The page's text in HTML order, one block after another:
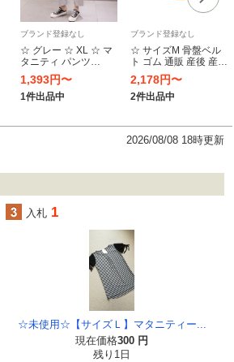
ブランド登録なし
☆ グレー ☆ XL ☆ マ
タニティ パンツ
pk2263106 マタニテ
ィパンツ 春 夏 秋 マタ
ニティ パンツ ズボン
1,393円〜
1件出品中
ブランド登録なし
☆ サイズM 骨盤ベル
ト ゴム 通販 産後 産前
産後 腰 下腹 妊婦 日本
製 女性 男性 薄型 ベル
ト 腹帯 サポーター 立
2,178円〜
2件出品中
入札 1
☆未使用☆【サイズＬ】マタニティー...
現在価格300 円
残り1日
2026/08/08 18時更新